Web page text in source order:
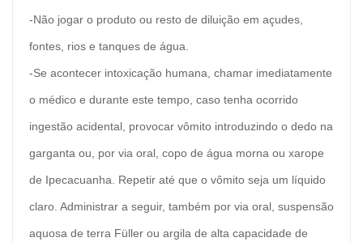
-Não jogar o produto ou resto de diluição em açudes,
fontes, rios e tanques de água.
-Se acontecer intoxicação humana, chamar imediatamente
o médico e durante este tempo, caso tenha ocorrido
ingestão acidental, provocar vômito introduzindo o dedo na
garganta ou, por via oral, copo de água morna ou xarope
de Ipecacuanha. Repetir até que o vômito seja um líquido
claro. Administrar a seguir, também por via oral, suspensão
aquosa de terra Füller ou argila de alta capacidade de